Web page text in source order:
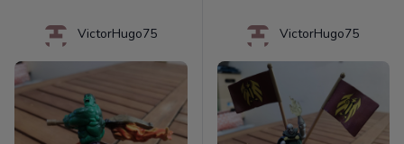
VictorHugo75 VictorHugo75